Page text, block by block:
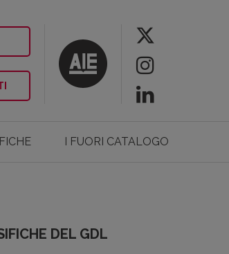
I FUORI CATALOGO
DEL GDL